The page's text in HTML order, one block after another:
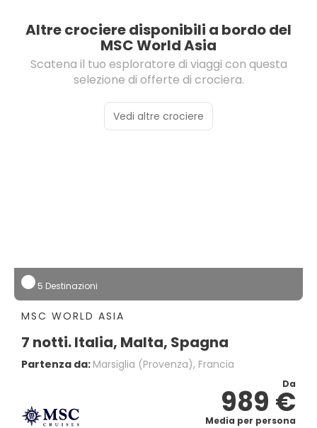
Altre crociere disponibili a bordo del
MSC World Asia
Scatena il tuo esploratore di viaggi con questa
selezione di offerte di crociera.
Vedi altre crociere
5 Destinazioni
MSC WORLD ASIA
7 notti. Italia, Malta, Spagna
Partenza da: Marsiglia (provenza), Francia
Da
989 €
Media per persona